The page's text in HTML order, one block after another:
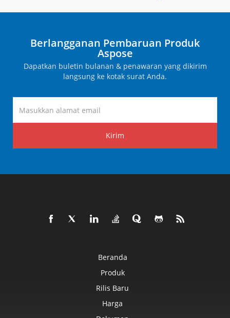
Berlangganan Pembaruan Produk
Aspose
Dapatkan buletin bulanan & penawaran yang dikirim
langsung ke kotak surat Anda.
Kirim
Beranda
Produk
Rilis Baru
Harga